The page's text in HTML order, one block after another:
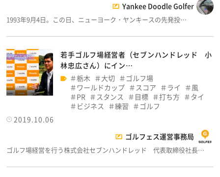
Yankee Doodle Golfer
1993年9月4日。この日、ニューヨーク・ヤンキースの先発投…
若手ゴルフ場経営者（セブンハンドレッド 小
林忠広さん）にイン…
栃木
大切
ゴルフ場
ワールドカップ
スコア ライ
風
PR
スタンス 目標 打ち方
タイ
ビジネス
練習
ゴルフ
2019.10.06
ゴルフェス運営事務局
ゴルフ場経営を行う株式会社セブンハンドレッド 代表取締役社長…